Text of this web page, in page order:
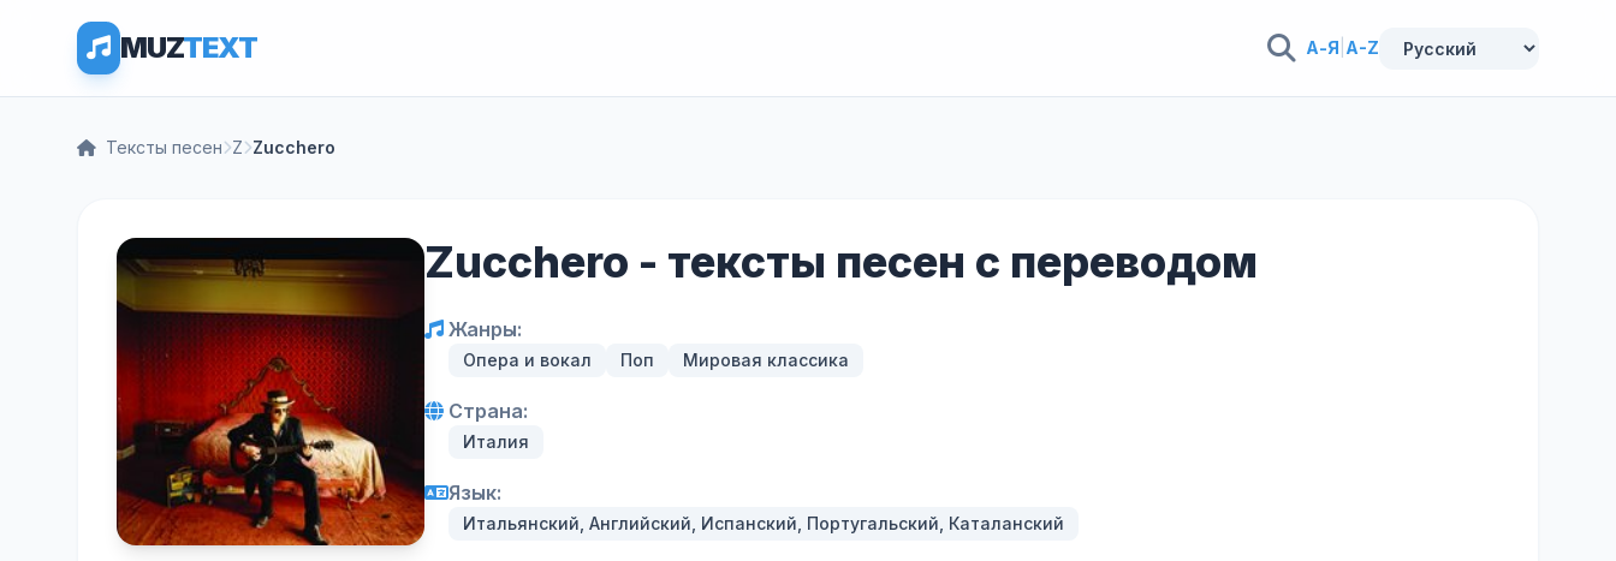
MUZTEXT А-Я A-Z
Тексты песен Z Zucchero
Zucchero - тексты песен с переводом
Жанры:
Опера и вокал Поп Мировая классика
Страна:
Италия
Язык:
Итальянский, Английский, Испанский, Португальский, Каталанский